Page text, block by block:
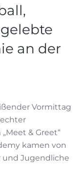
an der
Vormittag
& Greet“
kamen von
und Jugendliche